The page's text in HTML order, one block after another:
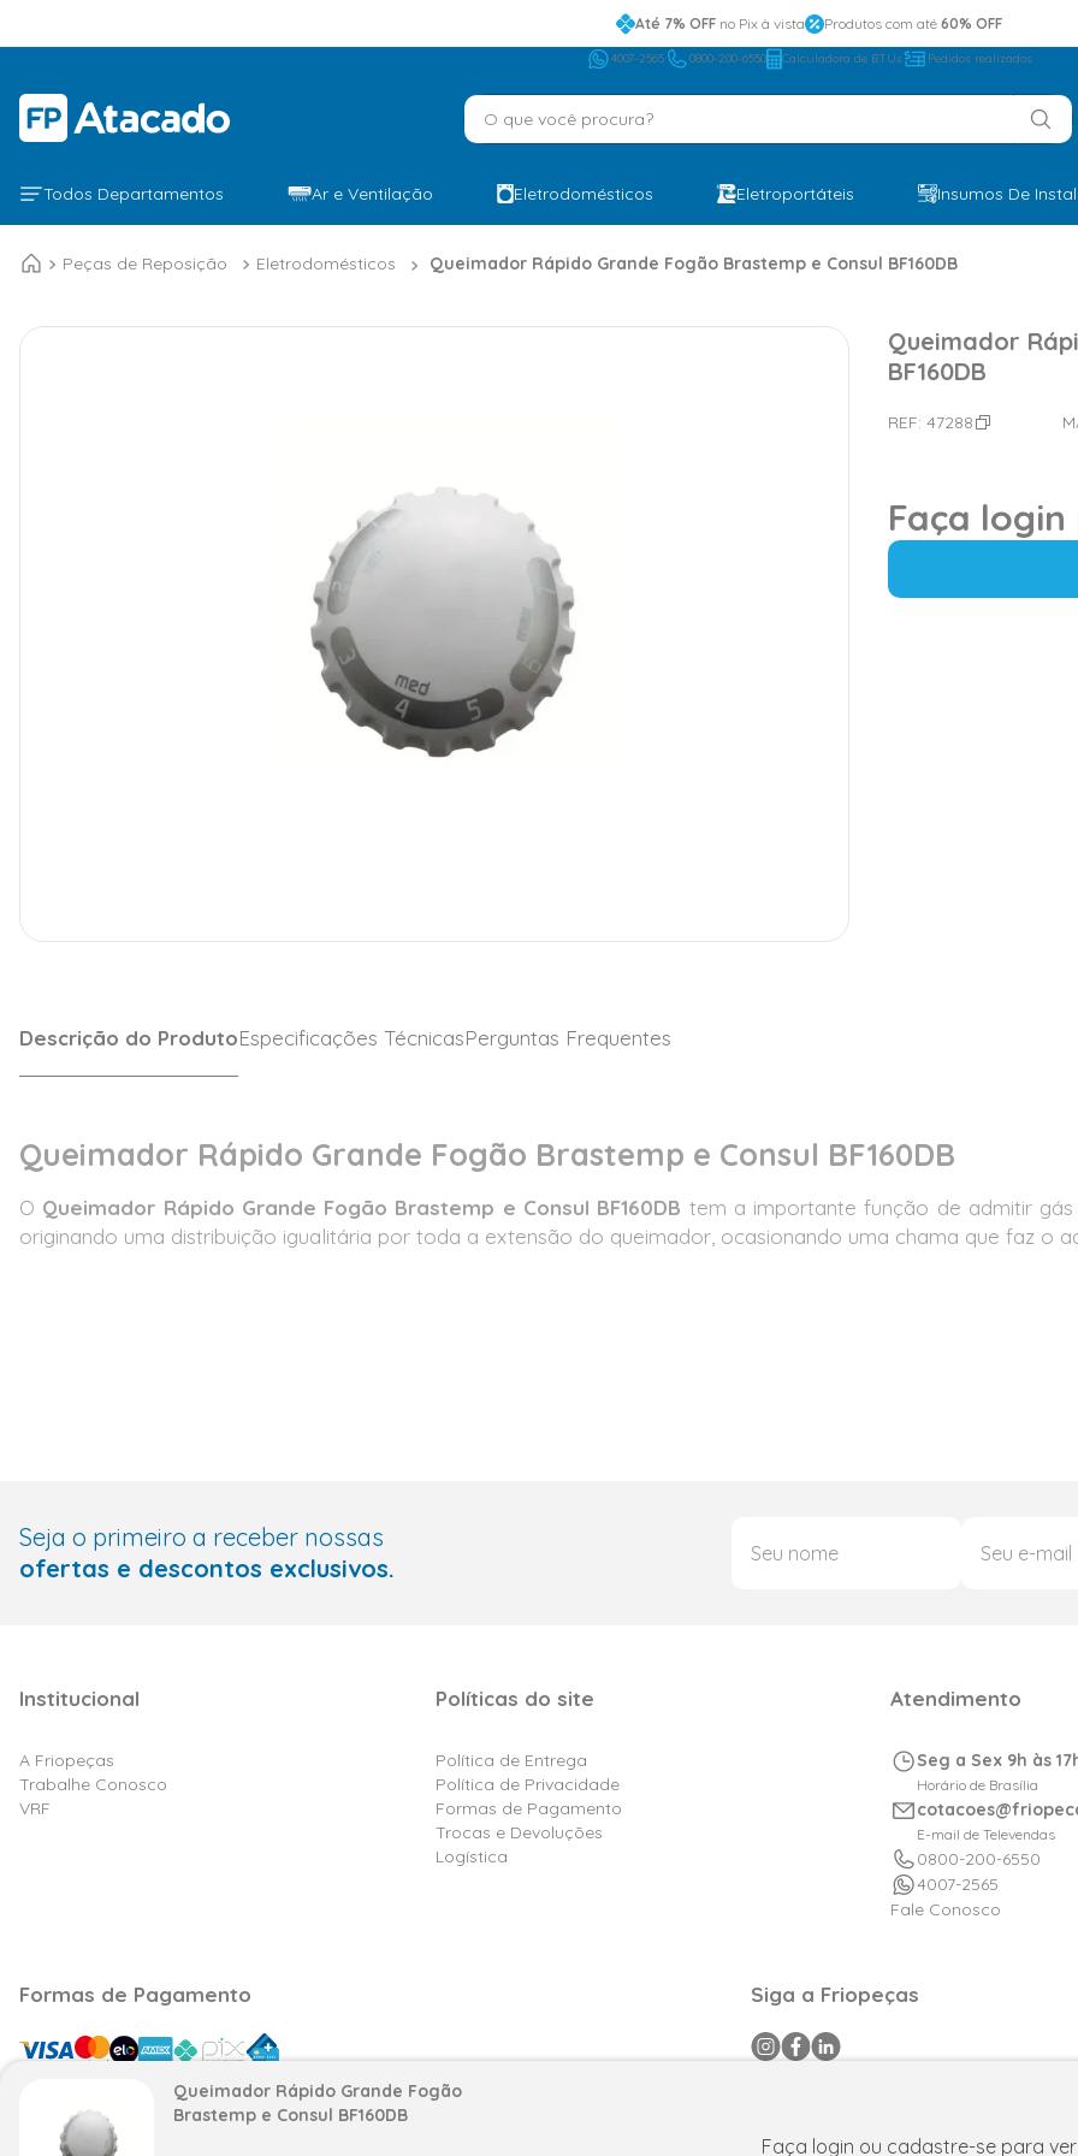
Até 7% OFFno Pix à vista Produtos com até 60% OFF
4007-2565 0800-200-6550 Calculadora de BTUs Pedidos realizados
O que você procura?
Todos Departamentos Ar e Ventilação Eletrodomésticos Eletroportáteis Insumos De
Peças de Reposição Eletrodomésticos Queimador Rápido Grande Fogão Brastemp e Consul BF160DB
Queimador
BF160DB
REF: 47288
Faça
Descrição do ProdutoEspecificações TécnicasPerguntas Frequentes
Queimador Rápido Grande Fogão Brastemp e Consul BF160DB
O Queimador Rápido Grande Fogão Brastemp e Consul BF160DB tem a importante função de admitir
originando uma distribuição igualitária por toda a extensão do queimador, ocasionando uma chama que faz o
Queimador Rápido Grande Fogão
Brastemp e Consul BF160DB
Faça login ou cadastre-se para
Seja o primeiro a receber nossas
ofertas e descontos exclusivos.
Institucional
A Friopeças
Trabalhe Conosco
VRF
Políticas do site
Política de Entrega
Política de Privacidade
Formas de Pagamento
Trocas e Devoluções
Logística
Atendimento
Seg a Sex 9h às
Horário de Brasília
E-mail de Televendas
0800-200-6550
4007-2565
Fale Conosco
Formas de Pagamento Siga a Friopeças
Razão Social: Friovix Comércio de Refrigeração Ltda CNPJ: 09.316.105/0001-29 .Todos os direitos reservados © 2025.
FPAtacado é uma marca do Grupo Friopeças.